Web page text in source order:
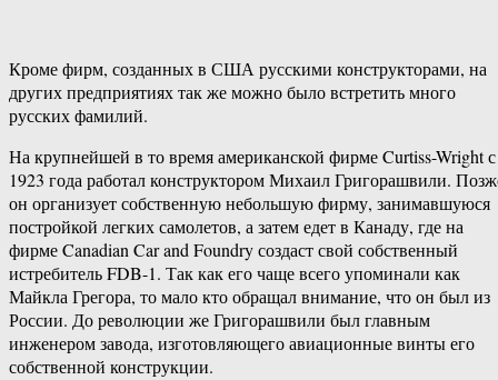
Кроме фирм, созданных в США русскими конструкторами, на
других предприятиях так же можно было встретить много
русских фамилий.
На крупнейшей в то время американской фирме Curtiss-Wright с
1923 года работал конструктором Михаил Григорашвили.
он организует собственную небольшую фирму, занимавшуюся
постройкой легких самолетов, а затем едет в Канаду, где на
фирме Canadian Car and Foundry создаст свой собственный
истребитель FDB-1. Так как его чаще всего упоминали как
Майкла Грегора, то мало кто обращал внимание, что он был из
России. До революции же Григорашвили был главным
инженером завода, изготовляющего авиационные винты его
собственной конструкции.